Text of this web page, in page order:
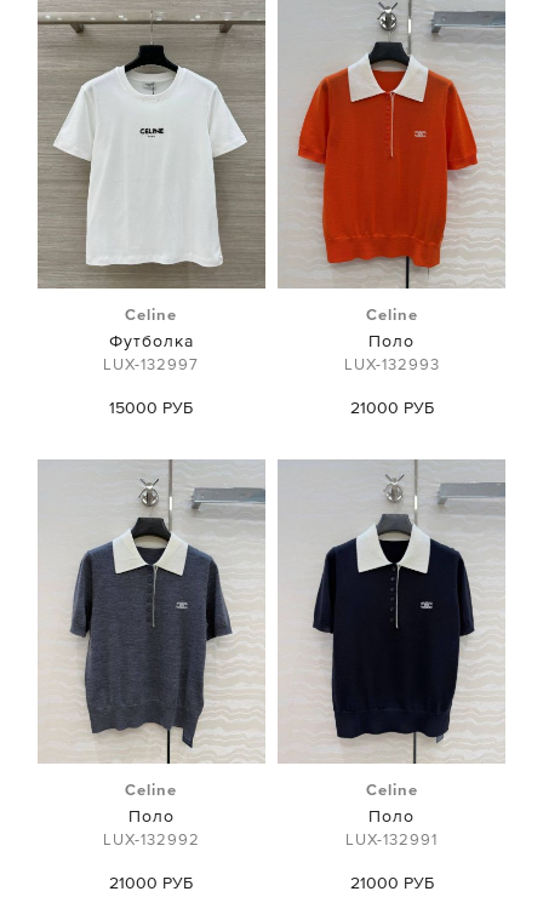
Celine
Футболка
LUX-132997
15000 РУБ
Celine
Поло
LUX-132993
21000 РУБ
Celine
Поло
LUX-132992
21000 РУБ
Celine
Поло
LUX-132991
21000 РУБ